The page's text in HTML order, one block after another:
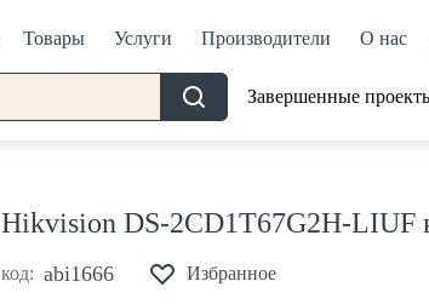
Товары Услуги Производители О нас
Завершенные
Hikvision DS-2CD1T67G2H-LIUF
код: abi1666 Избранное